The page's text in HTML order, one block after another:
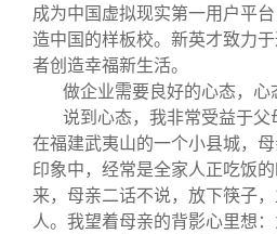
成为中国虚拟现实第一用户平
造中国的样板校。新英才致力
者创造幸福新生活。
做企业需要良好的心态，心
说到心态，我非常受益于
在福建武夷山的一个小县城，
印象中，经常是全家人正吃饭
来，母亲二话不说，放下筷子
人。我望着母亲的背影心里想